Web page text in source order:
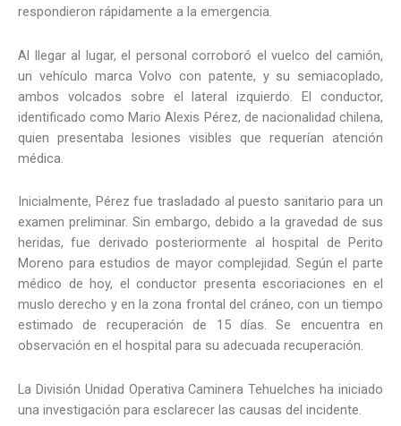
respondieron rápidamente a la emergencia.
Al llegar al lugar, el personal corroboró el vuelco del camión,
un vehículo marca Volvo con patente, y su semiacoplado,
ambos volcados sobre el lateral izquierdo. El conductor,
identificado como Mario Alexis Pérez, de nacionalidad chilena,
quien presentaba lesiones visibles que requerían atención
médica.
Inicialmente, Pérez fue trasladado al puesto sanitario para un
examen preliminar. Sin embargo, debido a la gravedad de sus
heridas, fue derivado posteriormente al hospital de Perito
Moreno para estudios de mayor complejidad. Según el parte
médico de hoy, el conductor presenta escoriaciones en el
muslo derecho y en la zona frontal del cráneo, con un tiempo
estimado de recuperación de 15 días. Se encuentra en
observación en el hospital para su adecuada recuperación.
La División Unidad Operativa Caminera Tehuelches ha iniciado
una investigación para esclarecer las causas del incidente.